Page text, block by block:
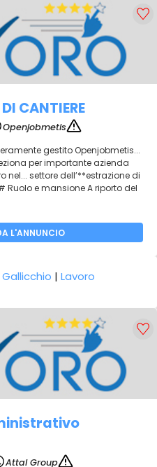
CANTIERE
Openjobmetis
gestito Openjobmetis...
per importante azienda
nel... settore dell’**estrazione di
e mansione A riporto del
L'ANNUNCIO
|Lavoro
Attal Group